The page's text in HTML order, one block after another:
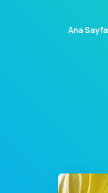
Ana Sayfa